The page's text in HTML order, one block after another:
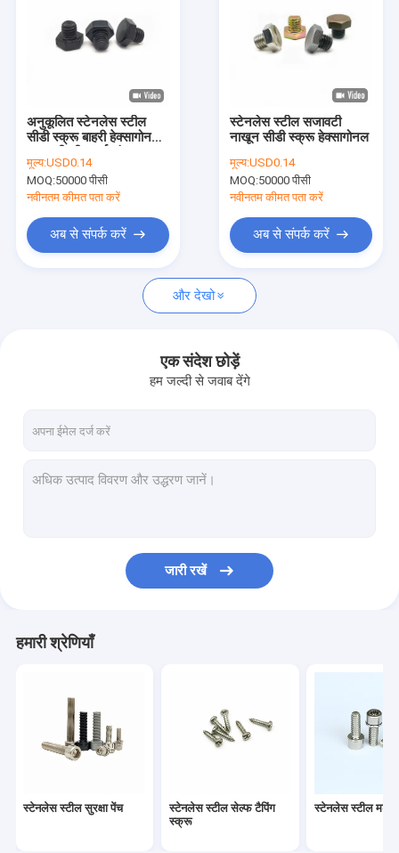
हमारे बारे में
हमसे संपर्क करें
समाचार
मामले
स्टेनलेस स्टील सेल्फ टैपिंग स्क्रू
स्टेनलेस स्टील मशीन स्क्रू
स्टेनलेस स्टील कीलक
अतिरिक्त लंबी मशीन स्क्रू
विरोधी ढीला पेंच
ड्राइव शाफ्ट पिन
अनुकूलित स्टेनलेस स्टील
सीडी स्क्रू बाहरी हेक्सागोनल
मूल्य:USD0.14
MOQ:50000 पीसी
नवीनतम कीमत पता करें
अब से संपर्क करें
स्टेनलेस स्टील सजावटी
नाखून सीडी स्क्रू हेक्सागोनल
मूल्य:USD0.14
MOQ:50000 पीसी
नवीनतम कीमत पता करें
अब से संपर्क करें
और देखो
एक संदेश छोड़ें
हम जल्दी से जवाब देंगे
जारी रखें
हमारी श्रेणियाँ
स्टेनलेस स्टील सुरक्षा पेंच
स्टेनलेस स्टील सेल्फ टैपिंग
स्क्रू
स्टेनलेस स्टील